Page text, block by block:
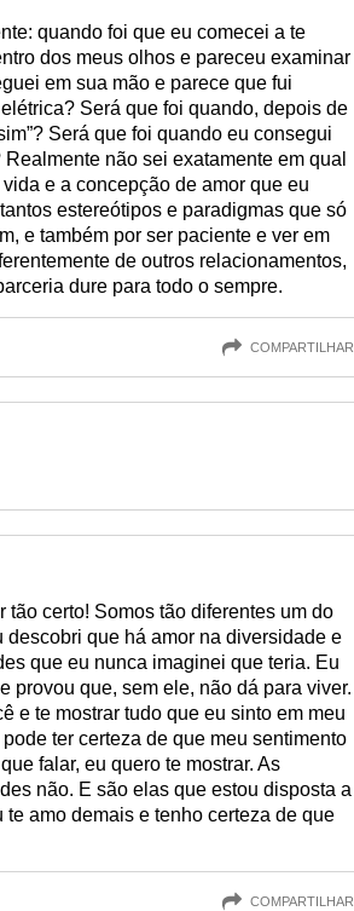
quando foi que eu comecei a te
dos meus olhos e pareceu examinar
em sua mão e parece que fui
Será que foi quando, depois de
Será que foi quando eu consegui
não sei exatamente em qual
e a concepção de amor que eu
estereótipos e paradigmas que só
e também por ser paciente e ver em
de outros relacionamentos,
dure para todo o sempre.
COMPARTILHAR
certo! Somos tão diferentes um do
que há amor na diversidade e
que eu nunca imaginei que teria. Eu
provou que, sem ele, não dá para viver.
e te mostrar tudo que eu sinto em meu
ter certeza de que meu sentimento
falar, eu quero te mostrar. As
não. E são elas que estou disposta a
te amo demais e tenho certeza de que
COMPARTILHAR